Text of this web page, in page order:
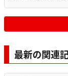
最新の関連